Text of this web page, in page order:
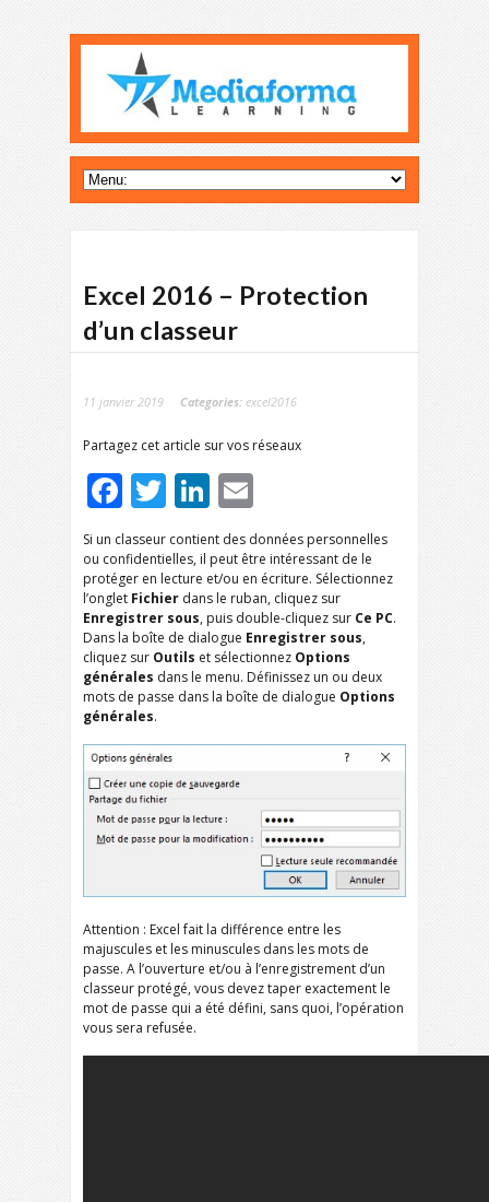
Excel 2016 – Protection
d’un classeur
11 janvier 2019 Categories: excel2016
Partagez cet article sur vos réseaux
Facebook
TwitterLinkedIn
Si un classeur contient des données personnelles
ou confidentielles, il peut être intéressant de le
protéger en lecture et/ou en écriture. Sélectionnez
l’onglet Fichier dans le ruban, cliquez sur
Enregistrer sous, puis double-cliquez sur Ce PC.
Dans la boîte de dialogue Enregistrer sous,
cliquez sur Outils et sélectionnez Options
générales dans le menu. Définissez un ou deux
mots de passe dans la boîte de dialogue Options
générales.
Attention : Excel fait la différence entre les
majuscules et les minuscules dans les mots de
passe. A l’ouverture et/ou à l’enregistrement d’un
classeur protégé, vous devez taper exactement le
mot de passe qui a été défini, sans quoi, l’opération
vous sera refusée.